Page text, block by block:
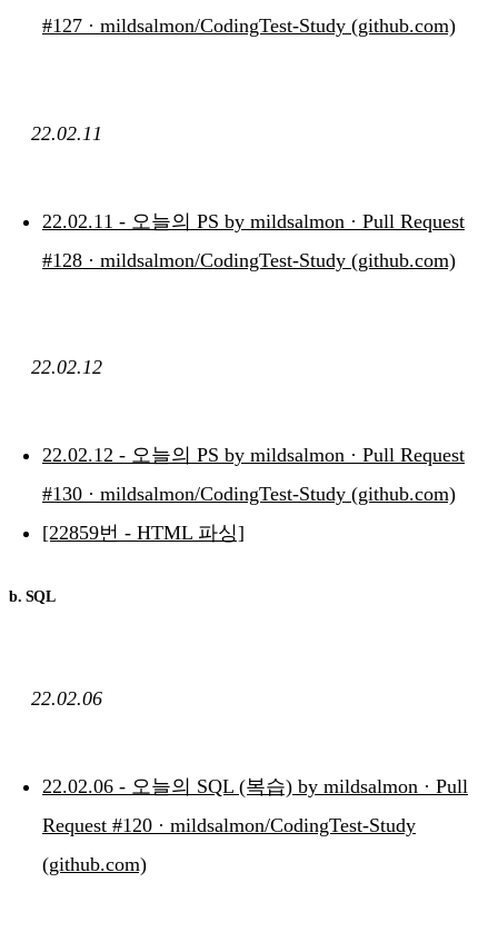
#127 · mildsalmon/CodingTest-Study (github.com)
22.02.11
22.02.11 - 오늘의 PS by mildsalmon · Pull Request
#128 · mildsalmon/CodingTest-Study (github.com)
22.02.12
22.02.12 - 오늘의 PS by mildsalmon · Pull Request
#130 · mildsalmon/CodingTest-Study (github.com)
[22859번 - HTML 파싱]
b. SQL
22.02.06
22.02.06 - 오늘의 SQL (복습) by mildsalmon · Pull
Request #120 · mildsalmon/CodingTest-Study
(github.com)